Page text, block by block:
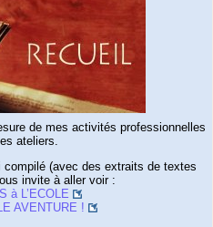
de mes activités professionnelles
ateliers.
compilé (avec des extraits de textes
invite à aller voir :
à L’ECOLE
AVENTURE !